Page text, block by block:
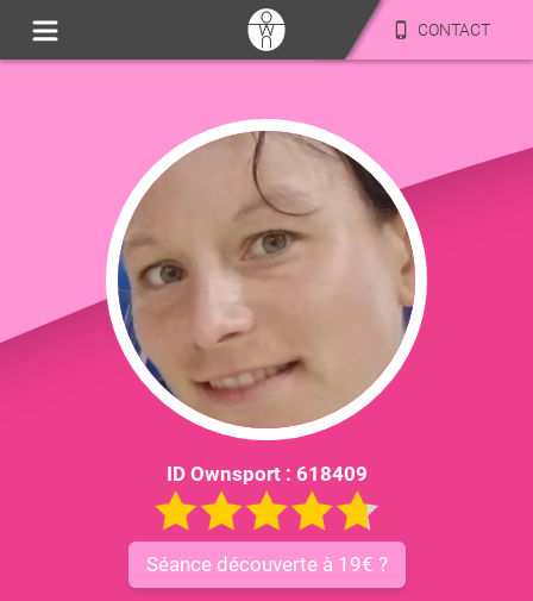
CONTACT
ID Ownsport : 618409
Séance découverte à 19€ ?